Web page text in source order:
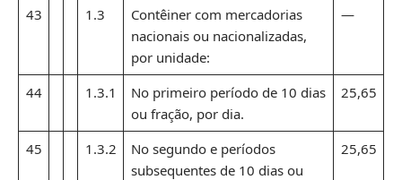
43 1.3
Contêiner com mercadorias
nacionais ou nacionalizadas,
por unidade:
—
44 1.3.1
No primeiro período de 10 dias
ou fração, por dia.
25,65
45 1.3.2
No segundo e períodos
subsequentes de 10 dias ou
25,65